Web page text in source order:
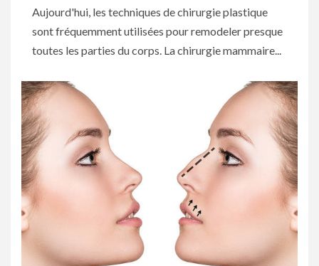
Aujourd'hui, les techniques de chirurgie plastique
sont fréquemment utilisées pour remodeler presque
toutes les parties du corps. La chirurgie mammaire...